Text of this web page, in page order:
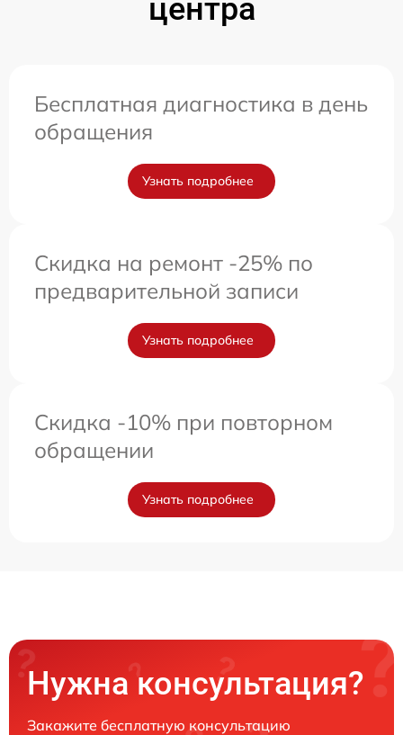
центра
Бесплатная диагностика в день
обращения
Узнать подробнее
Скидка на ремонт -25% по
предварительной записи
Узнать подробнее
Скидка -10% при повторном
обращении
Узнать подробнее
Нужна консультация?
Закажите бесплатную консультацию